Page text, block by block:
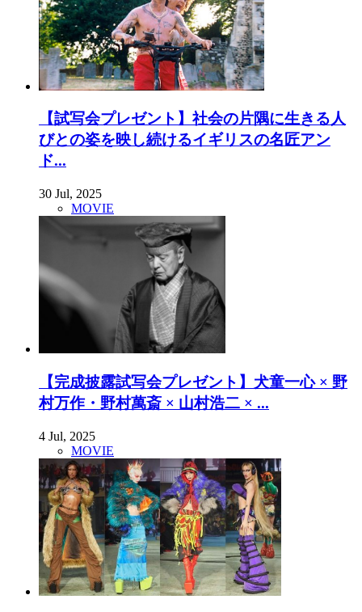
【試写会プレゼント】社会の片隅に生きる人
びとの姿を映し続けるイギリスの名匠アン
ド...
30 Jul, 2025
MOVIE
【完成披露試写会プレゼント】犬童一心 × 野
村万作・野村萬斎 × 山村浩二 × ...
4 Jul, 2025
MOVIE